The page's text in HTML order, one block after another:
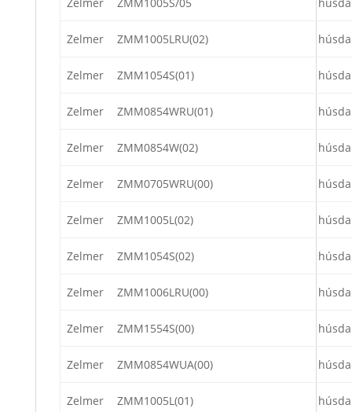
Zelmer ZMM1005LRU(02)
Zelmer ZMM1054S(01)
Zelmer ZMM0854WRU(01)
Zelmer ZMM0854W(02)
Zelmer ZMM0705WRU(00)
Zelmer ZMM1005L(02)
Zelmer ZMM1054S(02)
Zelmer ZMM1006LRU(00)
Zelmer ZMM1554S(00)
Zelmer ZMM0854WUA(00)
Zelmer ZMM1005L(01)